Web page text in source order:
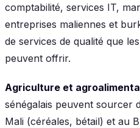
comptabilité, services IT,
entreprises maliennes et
de services de qualité que
peuvent offrir.
Agriculture et
sénégalais peuvent sourcer
Mali (céréales, bétail) et au